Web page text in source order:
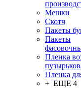
Мешки
Скотч
Пакеты
Пакеты
Пленка
Пленка
+ ЕЩЕ 4